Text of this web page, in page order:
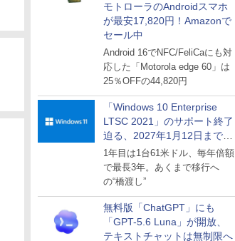
モトローラのAndroidスマホ
が最安17,820円！Amazonで
セール中
Android 16でNFC/FeliCaにも対
応した「Motorola edge 60」は
25％OFFの44,820円
「Windows 10 Enterprise
LTSC 2021」のサポート終了
迫る、2027年1月12日まで
～ESUは9月1日から販売
1年目は1台61米ドル、毎年倍額
で最長3年。あくまで移行へ
の“橋渡し”
無料版「ChatGPT」にも
「GPT-5.6 Luna」が開放、
テキストチャットは無制限へ